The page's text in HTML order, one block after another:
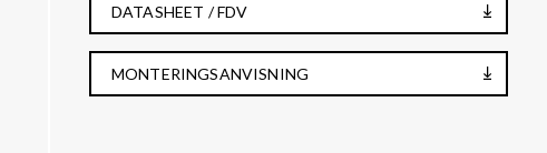
DATASHEET / FDV
MONTERINGSANVISNING